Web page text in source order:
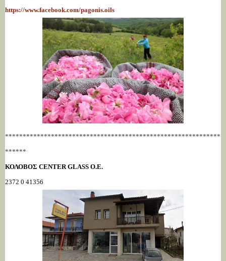
https://www.facebook.com/pagonis.oils
*************************************************************
******
ΚΟΛΟΒΟΣ CENTER GLASS Ο.Ε.
2372 0 41356